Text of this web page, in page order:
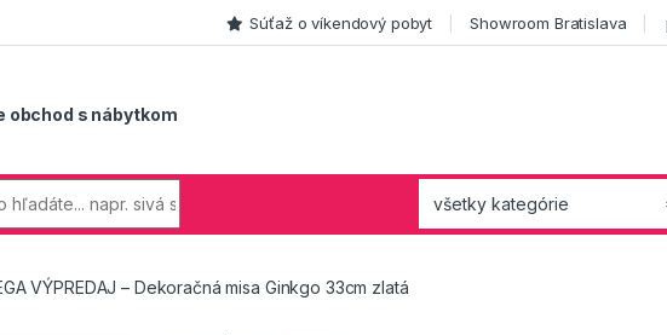
Súťaž o víkendový pobyt Showroom Bratislava
obchod s nábytkom
VÝPREDAJ – Dekoračná misa Ginkgo 33cm zlatá